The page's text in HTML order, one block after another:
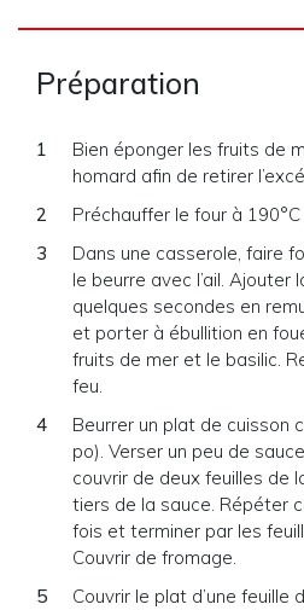
Préparation
Bien éponger les fruits de
homard afin de retirer
Préchauffer le four à 190°C
Dans une casserole, faire
le beurre avec l’ail. Ajouter
quelques secondes en
et porter à ébullition en
fruits de mer et le basilic.
feu.
Beurrer un plat de cuisson
po). Verser un peu de
couvrir de deux feuilles de
tiers de la sauce. Répéter
fois et terminer par les
Couvrir de fromage.
Couvrir le plat d’une feuille